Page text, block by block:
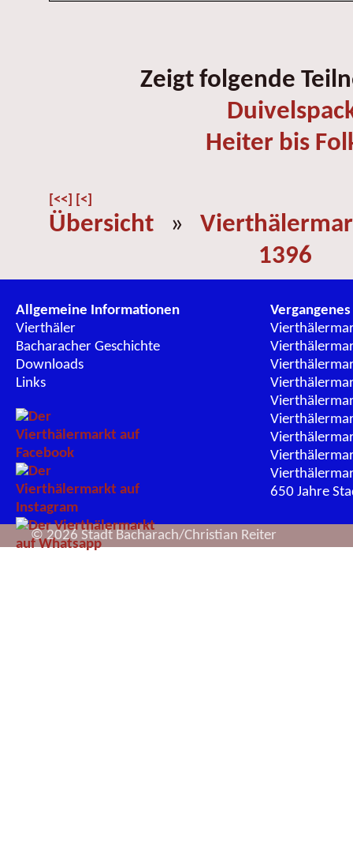
Zeigt folgende
Heiter bis
[<<] [<]
Übersicht »
1396
Allgemeine Informationen
Vierthäler
Bacharacher Geschichte
Downloads
Links
Vergangenes
650 Jahre
© 2026 Stadt Bacharach/Christian Reiter